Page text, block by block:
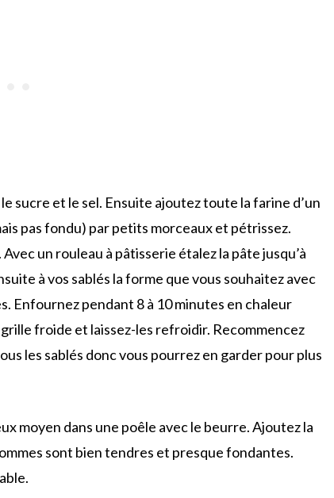
sucre et le sel. Ensuite ajoutez toute la farine d’un
pas fondu) par petits morceaux et pétrissez.
un rouleau à pâtisserie étalez la pâte jusqu’à
à vos sablés la forme que vous souhaitez avec
Enfournez pendant 8 à 10 minutes en chaleur
froide et laissez-les refroidir. Recommencez
les sablés donc vous pourrez en garder pour plus
moyen dans une poêle avec le beurre. Ajoutez la
sont bien tendres et presque fondantes.